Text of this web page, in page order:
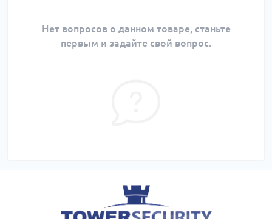
Нет вопросов о данном товаре, станьте
первым и задайте свой вопрос.